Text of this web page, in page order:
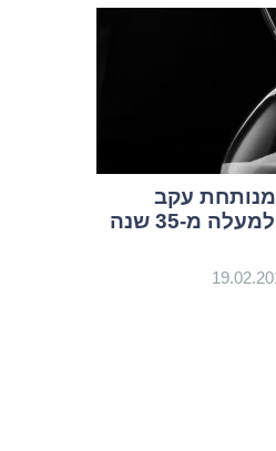
עקב
אירוע מלפני למעלה מ-35 שנה